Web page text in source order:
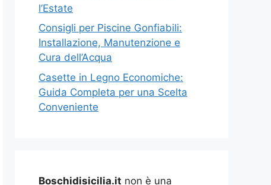
l’Estate
Consigli per Piscine Gonfiabili:
Installazione, Manutenzione e
Cura dell’Acqua
Casette in Legno Economiche:
Guida Completa per una Scelta
Conveniente
Boschidisicilia.it non è una